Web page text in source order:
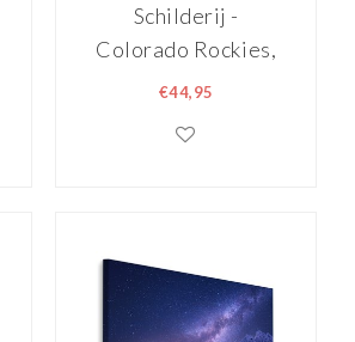
Schilderij -
Colorado Rockies,
USA, Premium
€44,95